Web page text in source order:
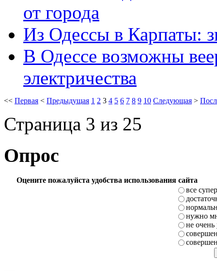
от города
Из Одессы в Карпаты:
В Одессе возможны
электричества
<< Первая < Предыдущая 1 2 3 4 5 6 7 8 9 10 Следующая >
Страница 3 из 25
Опрос
Оцените пожалуйста удобства использования сайта
все супер
нужно
не очень